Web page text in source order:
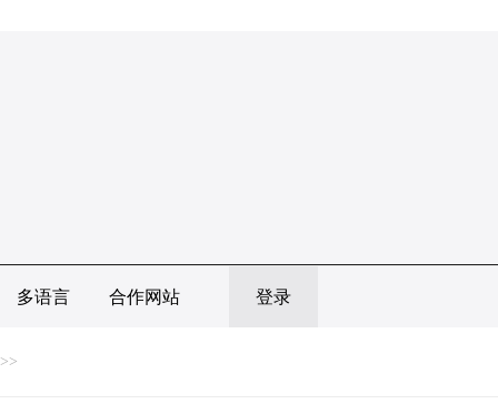
多语言 合作网站 登录
>>